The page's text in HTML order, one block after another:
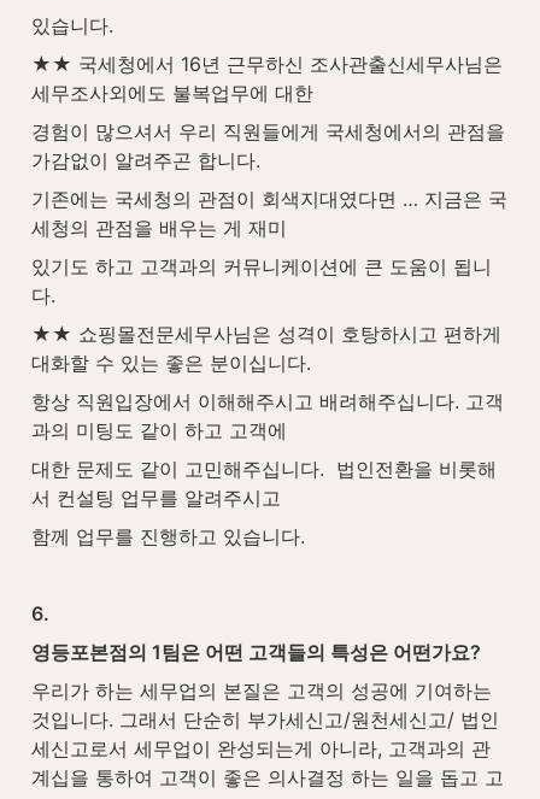
있습니다.
★★ 국세청에서 16년 근무하신 조사관출신세무사님은
세무조사외에도 불복업무에 대한
경험이 많으셔서 우리 직원들에게 국세청에서의 관점을
가감없이 알려주곤 합니다.
기존에는 국세청의 관점이 회색지대였다면 … 지금은 국
세청의 관점을 배우는 게 재미
있기도 하고 고객과의 커뮤니케이션에 큰 도움이 됩니
다.
★★ 쇼핑몰전문세무사님은 성격이 호탕하시고 편하게
대화할 수 있는 좋은 분이십니다.
항상 직원입장에서 이해해주시고 배려해주십니다. 고객
과의 미팅도 같이 하고 고객에
대한 문제도 같이 고민해주십니다.  법인전환을 비롯해
서 컨설팅 업무를 알려주시고
함께 업무를 진행하고 있습니다.
6.
영등포본점의 1팀은 어떤 고객들의 특성은 어떤가요?
우리가 하는 세무업의 본질은 고객의 성공에 기여하는
것입니다. 그래서 단순히 부가세신고/원천세신고/ 법인
세신고로서 세무업이 완성되는게 아니라, 고객과의 관
계십을 통하여 고객이 좋은 의사결정 하는 일을 돕고 고